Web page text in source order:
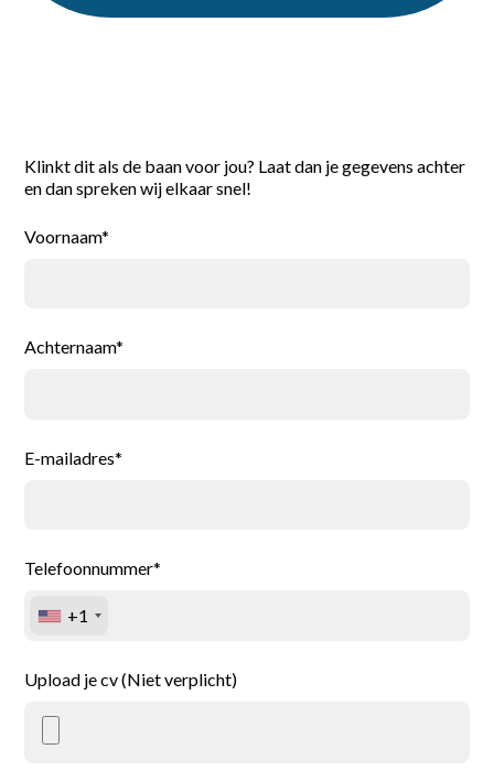
Klinkt dit als de baan voor jou? Laat dan je gegevens achter
en dan spreken wij elkaar snel!
Voornaam*
Achternaam*
E-mailadres*
Telefoonnummer*
+1
Upload je cv (Niet verplicht)